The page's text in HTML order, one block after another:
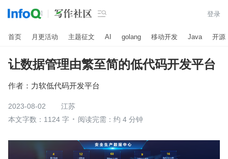
 登录
首页 月更活动 主题征文 AI golang 移动开发 Java 开源
让数据管理由繁至简的低代码开发平台
作者： 力软低代码开发平台
2023-08-02
江苏
本文字数：1124 字
阅读完需：约 4 分钟